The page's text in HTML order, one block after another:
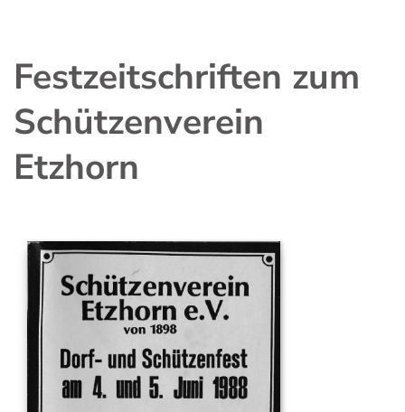
Festzeitschriften zum
Schützenverein
Etzhorn